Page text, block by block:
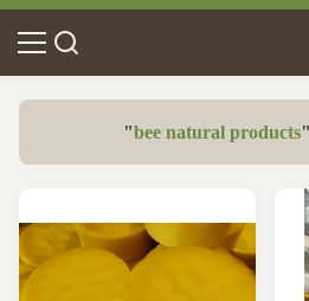
"
bee natural products
"